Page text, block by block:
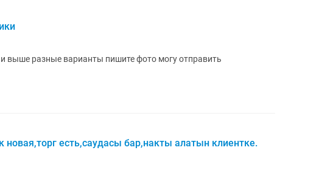
выше разные варианты пишите фото могу отправить
новая,торг есть,саудасы бар,накты алатын клиентке.